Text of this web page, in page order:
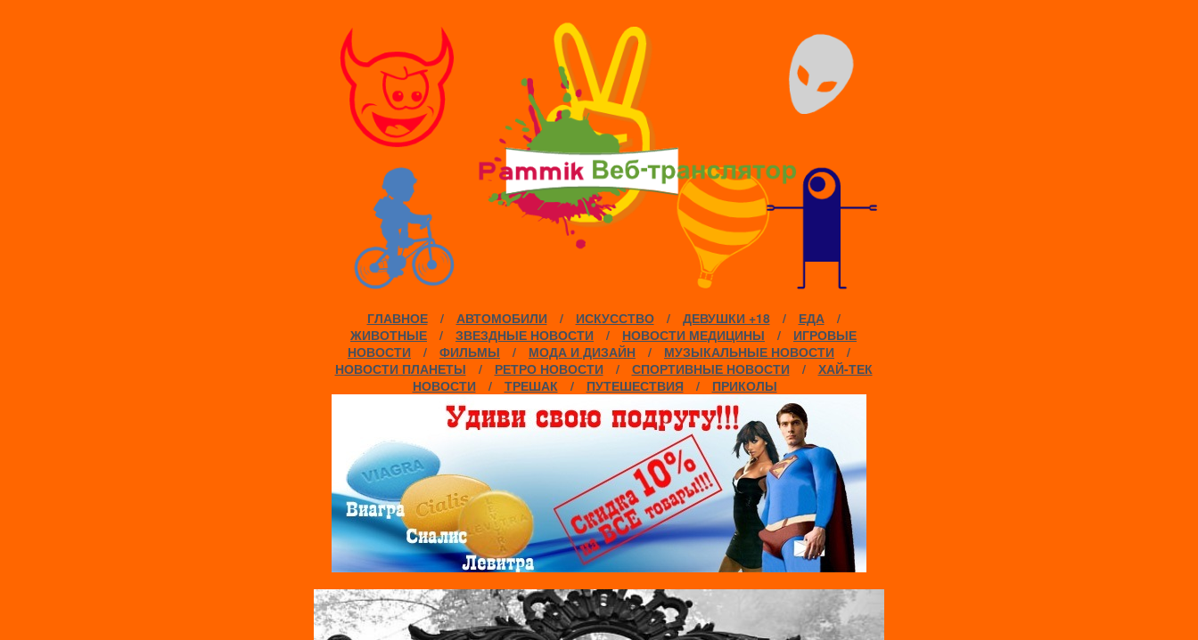
ГЛАВНОЕ / АВТОМОБИЛИ / ИСКУССТВО / ДЕВУШКИ +18 / ЕДА
/
ЖИВОТНЫЕ
/ ЗВЕЗДНЫЕ НОВОСТИ / НОВОСТИ МЕДИЦИНЫ /
ИГРОВЫЕ
НОВОСТИ
/ ФИЛЬМЫ / МОДА И ДИЗАЙН / МУЗЫКАЛЬНЫЕ НОВОСТИ
/
НОВОСТИ ПЛАНЕТЫ
/ РЕТРО НОВОСТИ / СПОРТИВНЫЕ НОВОСТИ /
ХАЙ-ТЕК
НОВОСТИ
/ ТРЕШАК / ПУТЕШЕСТВИЯ / ПРИКОЛЫ